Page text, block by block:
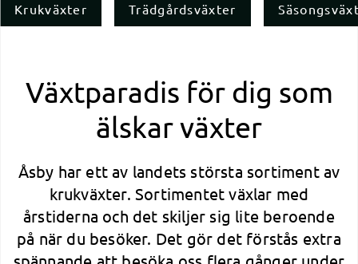
Krukväxter Trädgårdsväxter
Växtparadis för dig som
älskar växter
Åsby har ett av landets största sortiment av
krukväxter. Sortimentet växlar med
årstiderna och det skiljer sig lite beroende
på när du besöker. Det gör det förstås extra